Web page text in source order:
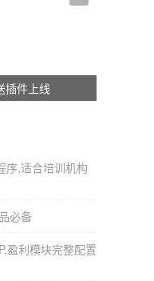
发展和智能手机等移动
存管理、数据分析等信
主题活动、优惠降价主
获得非常好的营销推广
是消费者。运营都是紧
种准备都是白费的，所
插件上线
序,适合培训机构
必备
盈利模块完整配置